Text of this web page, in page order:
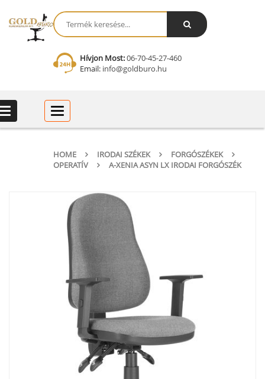
Hívjon Most:06-70-45-27-460
Email:info@goldburo.hu
Categories
Categories
HOME IRODAI SZÉKEK
FORGÓSZÉKEK
OPERATÍV
A-XENIA ASYN LX IRODAI FORGÓSZÉK